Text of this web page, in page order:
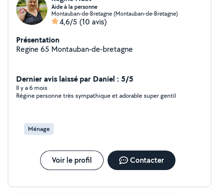
Aide à la personne
Montauban-de-Bretagne (Montauban-de-Bretagne)
4,6/5 (10 avis)
Présentation
Regine 65 Montauban-de-bretagne
Dernier avis laissé par Daniel : 5/5
Il y a 6 mois
Régine personne très sympathique et adorable super gentil
Ménage
Voir le profil Contacter